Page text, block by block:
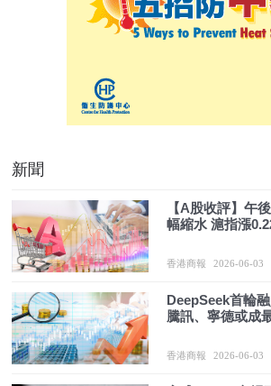
新聞
【A股收評】午
幅縮水 滬指漲
香港商報 2026-06-03
DeepSeek首輪
騰訊、寧德或成
香港商報 2026-06-03